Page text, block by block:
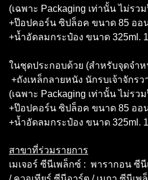
(เฉพาะ Packaging เท่านั้น ไม่รว
+ป๊อปคอร์น ซิปล็อค ขนาด 85 ออ
+น้ำอัดลมกระป๋อง ขนาด 325ml.
ในชุดประกอบด้วย (สำหรับจุดจำห
+ถังเหล็กลายหนัง นักรบเจ้าจักร
(เฉพาะ Packaging เท่านั้น ไม่รว
+ป๊อปคอร์น ซิปล็อค ขนาด 85 ออ
+น้ำอัดลมกระป๋อง ขนาด 325ml.
สาขาที่ร่วมรายการ
เมเจอร์ ซีนีเพล็กซ์ : พารากอน ซี